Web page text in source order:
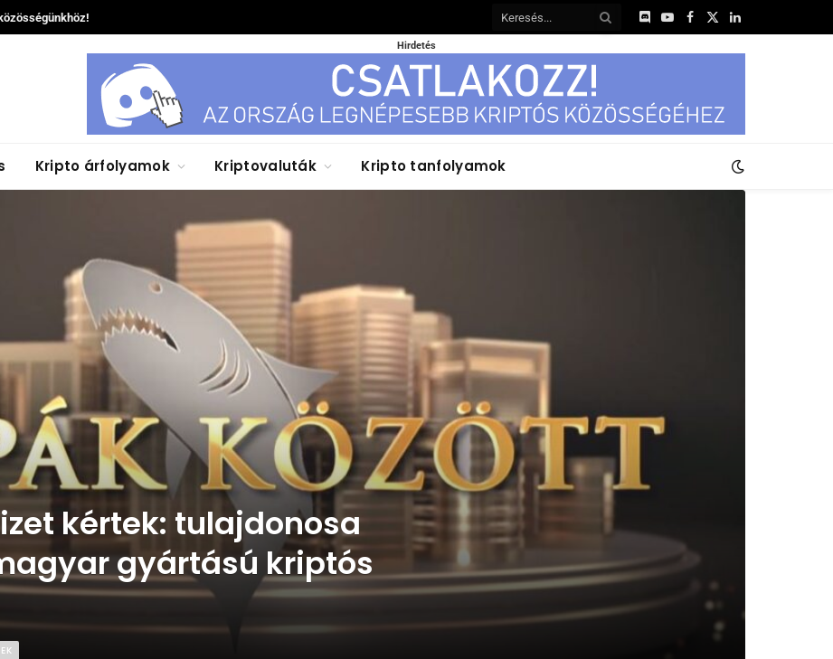
DiscordYouTube
Facebook
X
LinkedIn
Hirdetés
Kripto árfolyamok Kriptovaluták Kripto tanfolyamok
kértek: tulajdonosa
gyártású kriptós